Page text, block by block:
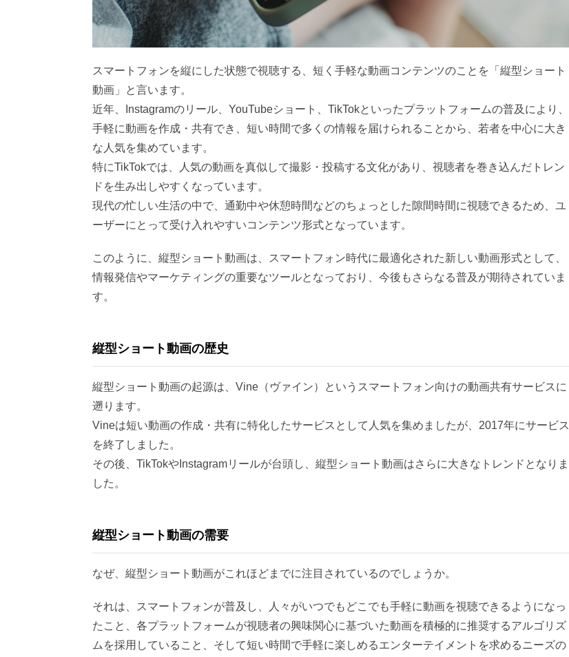
クリエイティブの制作方法
投稿タイミングと頻度
企業アカウント運用の成功事例
成功事例①インターコスメ｜Instagramリール
成功事例②Canva｜TikTok
成功事例③月の輪自動車教習所｜TikTok
縦型ショート動画制作の外注方法
スマートフォンを縦にした状態で視聴する、短く手軽な動画コンテンツのことを「縦型ショート
動画」と言います。
近年、Instagramのリール、YouTubeショート、TikTokといったプラットフォームの普及により、
手軽に動画を作成・共有でき、短い時間で多くの情報を届けられることから、若者を中心に大き
な人気を集めています。
特にTikTokでは、人気の動画を真似して撮影・投稿する文化があり、視聴者を巻き込んだトレン
ドを生み出しやすくなっています。
現代の忙しい生活の中で、通勤中や休憩時間などのちょっとした隙間時間に視聴できるため、ユ
ーザーにとって受け入れやすいコンテンツ形式となっています。
このように、縦型ショート動画は、スマートフォン時代に最適化された新しい動画形式として、
情報発信やマーケティングの重要なツールとなっており、今後もさらなる普及が期待されていま
す。
縦型ショート動画の歴史
縦型ショート動画の起源は、Vine（ヴァイン）というスマートフォン向けの動画共有サービスに
遡ります。
Vineは短い動画の作成・共有に特化したサービスとして人気を集めましたが、2017年にサービス
を終了しました。
その後、TikTokやInstagramリールが台頭し、縦型ショート動画はさらに大きなトレンドとなりま
した。
縦型ショート動画の需要
なぜ、縦型ショート動画がこれほどまでに注目されているのでしょうか。
それは、スマートフォンが普及し、人々がいつでもどこでも手軽に動画を視聴できるようになっ
たこと、各プラットフォームが視聴者の興味関心に基づいた動画を積極的に推奨するアルゴリズ
ムを採用していること、そして短い時間で手軽に楽しめるエンターテイメントを求めるニーズの